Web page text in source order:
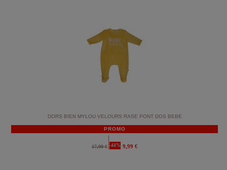
DORS BIEN MYLOU VELOURS RASE PONT DOS BEBE
PROMO
17,99 € -44% 9,99 €